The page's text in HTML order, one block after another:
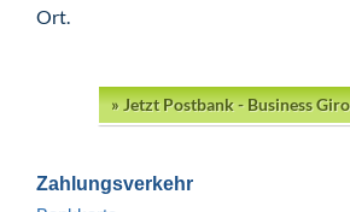
Ort.
» Jetzt Postbank - Business
Zahlungsverkehr